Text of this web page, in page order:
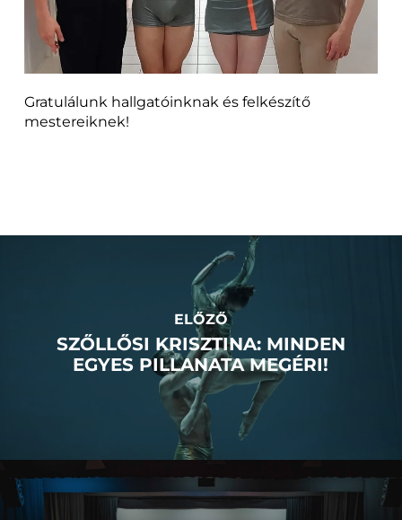
Gratulálunk hallgatóinknak és felkészítő
mestereiknek!
ELŐZŐ
SZŐLLŐSI KRISZTINA: MINDEN
EGYES PILLANATA MEGÉRI!